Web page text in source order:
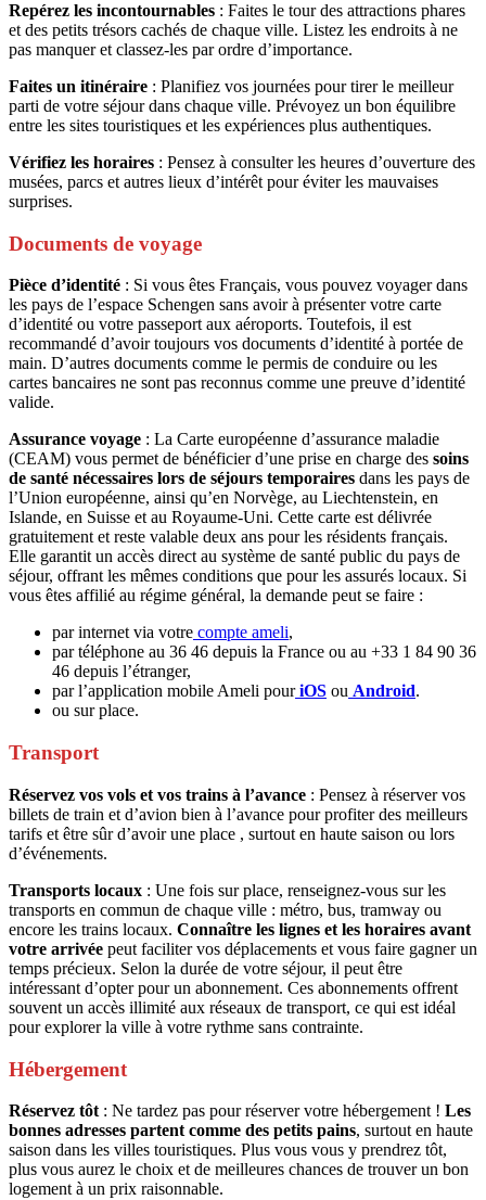
Repérez les incontournables : Faites le tour des attractions phares
et des petits trésors cachés de chaque ville. Listez les endroits à ne
pas manquer et classez-les par ordre d’importance.
Faites un itinéraire : Planifiez vos journées pour tirer le meilleur
parti de votre séjour dans chaque ville. Prévoyez un bon équilibre
entre les sites touristiques et les expériences plus authentiques.
Vérifiez les horaires : Pensez à consulter les heures d’ouverture des
musées, parcs et autres lieux d’intérêt pour éviter les mauvaises
surprises.
Documents de voyage
Pièce d’identité : Si vous êtes Français, vous pouvez voyager dans
les pays de l’espace Schengen sans avoir à présenter votre carte
d’identité ou votre passeport aux aéroports. Toutefois, il est
recommandé d’avoir toujours vos documents d’identité à portée de
main. D’autres documents comme le permis de conduire ou les
cartes bancaires ne sont pas reconnus comme une preuve d’identité
valide.
Assurance voyage : La Carte européenne d’assurance maladie
(CEAM) vous permet de bénéficier d’une prise en charge des soins
de santé nécessaires lors de séjours temporaires dans les pays de
l’Union européenne, ainsi qu’en Norvège, au Liechtenstein, en
Islande, en Suisse et au Royaume-Uni. Cette carte est délivrée
gratuitement et reste valable deux ans pour les résidents français.
Elle garantit un accès direct au système de santé public du pays de
séjour, offrant les mêmes conditions que pour les assurés locaux. Si
vous êtes affilié au régime général, la demande peut se faire :
par internet via votre compte ameli,
par téléphone au 36 46 depuis la France ou au +33 1 84 90 36
46 depuis l’étranger,
par l’application mobile Ameli pour iOS ou Android.
ou sur place.
Transport
Réservez vos vols et vos trains à l’avance : Pensez à réserver vos
billets de train et d’avion bien à l’avance pour profiter des meilleurs
tarifs et être sûr d’avoir une place , surtout en haute saison ou lors
d’événements.
Transports locaux : Une fois sur place, renseignez-vous sur les
transports en commun de chaque ville : métro, bus, tramway ou
encore les trains locaux. Connaître les lignes et les horaires avant
votre arrivée peut faciliter vos déplacements et vous faire gagner un
temps précieux. Selon la durée de votre séjour, il peut être
intéressant d’opter pour un abonnement. Ces abonnements offrent
souvent un accès illimité aux réseaux de transport, ce qui est idéal
pour explorer la ville à votre rythme sans contrainte.
Hébergement
Réservez tôt : Ne tardez pas pour réserver votre hébergement ! Les
bonnes adresses partent comme des petits pains, surtout en haute
saison dans les villes touristiques. Plus vous vous y prendrez tôt,
plus vous aurez le choix et de meilleures chances de trouver un bon
logement à un prix raisonnable.